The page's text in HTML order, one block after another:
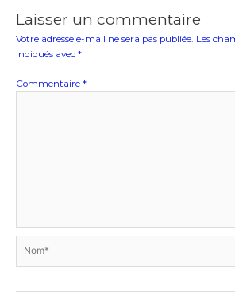
Laisser un commentaire
Votre adresse e-mail ne sera pas publiée. Les
indiqués avec *
Commentaire *